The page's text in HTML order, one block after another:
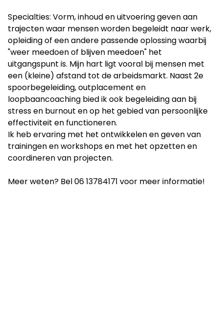
Specialties: Vorm, inhoud en uitvoering geven aan
trajecten waar mensen worden begeleidt naar werk,
opleiding of een andere passende oplossing waarbij
"weer meedoen of blijven meedoen" het
uitgangspunt is. Mijn hart ligt vooral bij mensen met
een (kleine) afstand tot de arbeidsmarkt. Naast 2e
spoorbegeleiding, outplacement en
loopbaancoaching bied ik ook begeleiding aan bij
stress en burnout en op het gebied van persoonlijke
effectiviteit en functioneren.
Ik heb ervaring met het ontwikkelen en geven van
trainingen en workshops en met het opzetten en
coordineren van projecten.
Meer weten? Bel 06 13784171 voor meer informatie!